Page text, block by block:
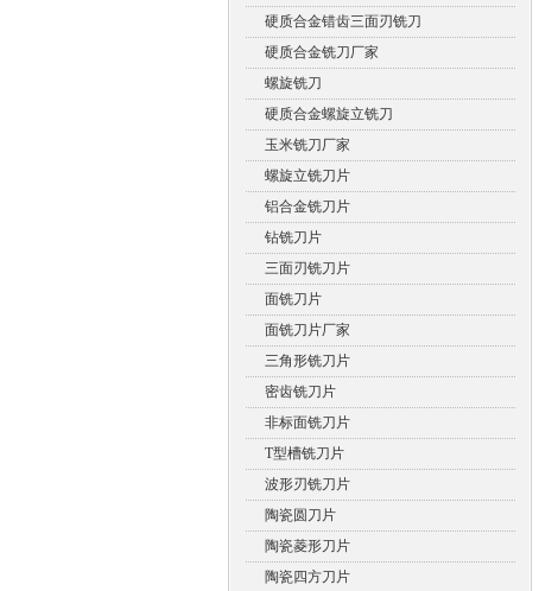
硬质合金错齿三面刃铣刀
硬质合金铣刀厂家
螺旋铣刀
硬质合金螺旋立铣刀
玉米铣刀厂家
螺旋立铣刀片
铝合金铣刀片
钻铣刀片
三面刃铣刀片
面铣刀片
面铣刀片厂家
三角形铣刀片
密齿铣刀片
非标面铣刀片
T型槽铣刀片
波形刃铣刀片
陶瓷圆刀片
陶瓷菱形刀片
陶瓷四方刀片